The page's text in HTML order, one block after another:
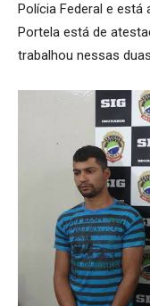
Polícia Federal e está
Portela está de
trabalhou nessas